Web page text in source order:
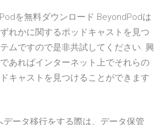
を無料ダウンロード BeyondPodは
れかに関するポッドキャストを見つ
ムですので是非共試してください. 興
あればインターネット上でそれらの
キャストを見つけることができます
ータ移行をする際は、データ保管